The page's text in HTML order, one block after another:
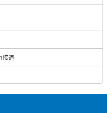
接道